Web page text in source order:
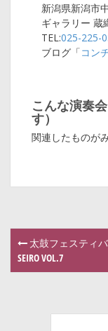
新潟県新潟市
ギャラリー 蔵
TEL:025-225-
ブログ「コン
こんな演奏
す）
関連したものが
P 太鼓フェスティ
SEIRO VOL.7